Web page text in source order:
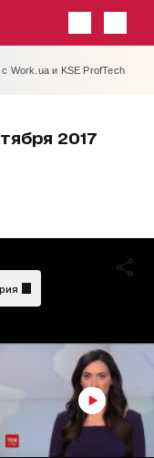
Work.ua и KSE ProfTech
2017